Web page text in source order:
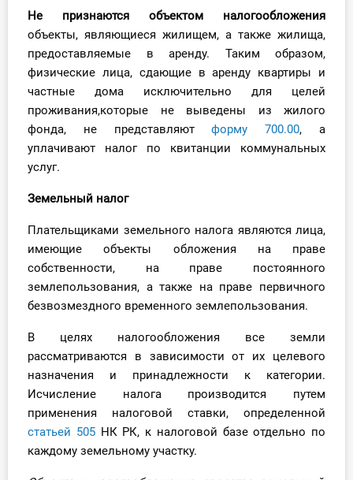
Не признаются объектом налогообложения
объекты, являющиеся жилищем, а также жилища,
предоставляемые в аренду. Таким образом,
физические лица, сдающие в аренду квартиры и
частные дома исключительно для целей
проживания,которые не выведены из жилого
фонда, не представляютформу 700.00, а
уплачивают налог по квитанции коммунальных
услуг.
Земельный налог
Плательщиками земельного налога являются лица,
имеющие объекты обложения на праве
собственности, на праве постоянного
землепользования, а также на праве первичного
безвозмездного временного землепользования.
В целях налогообложения все земли
рассматриваются в зависимости от их целевого
назначения и принадлежности к категории.
Исчисление налога производится путем
применения налоговой ставки, определенной
статьей 505НК РК, к налоговой базе отдельно по
каждому земельному участку.